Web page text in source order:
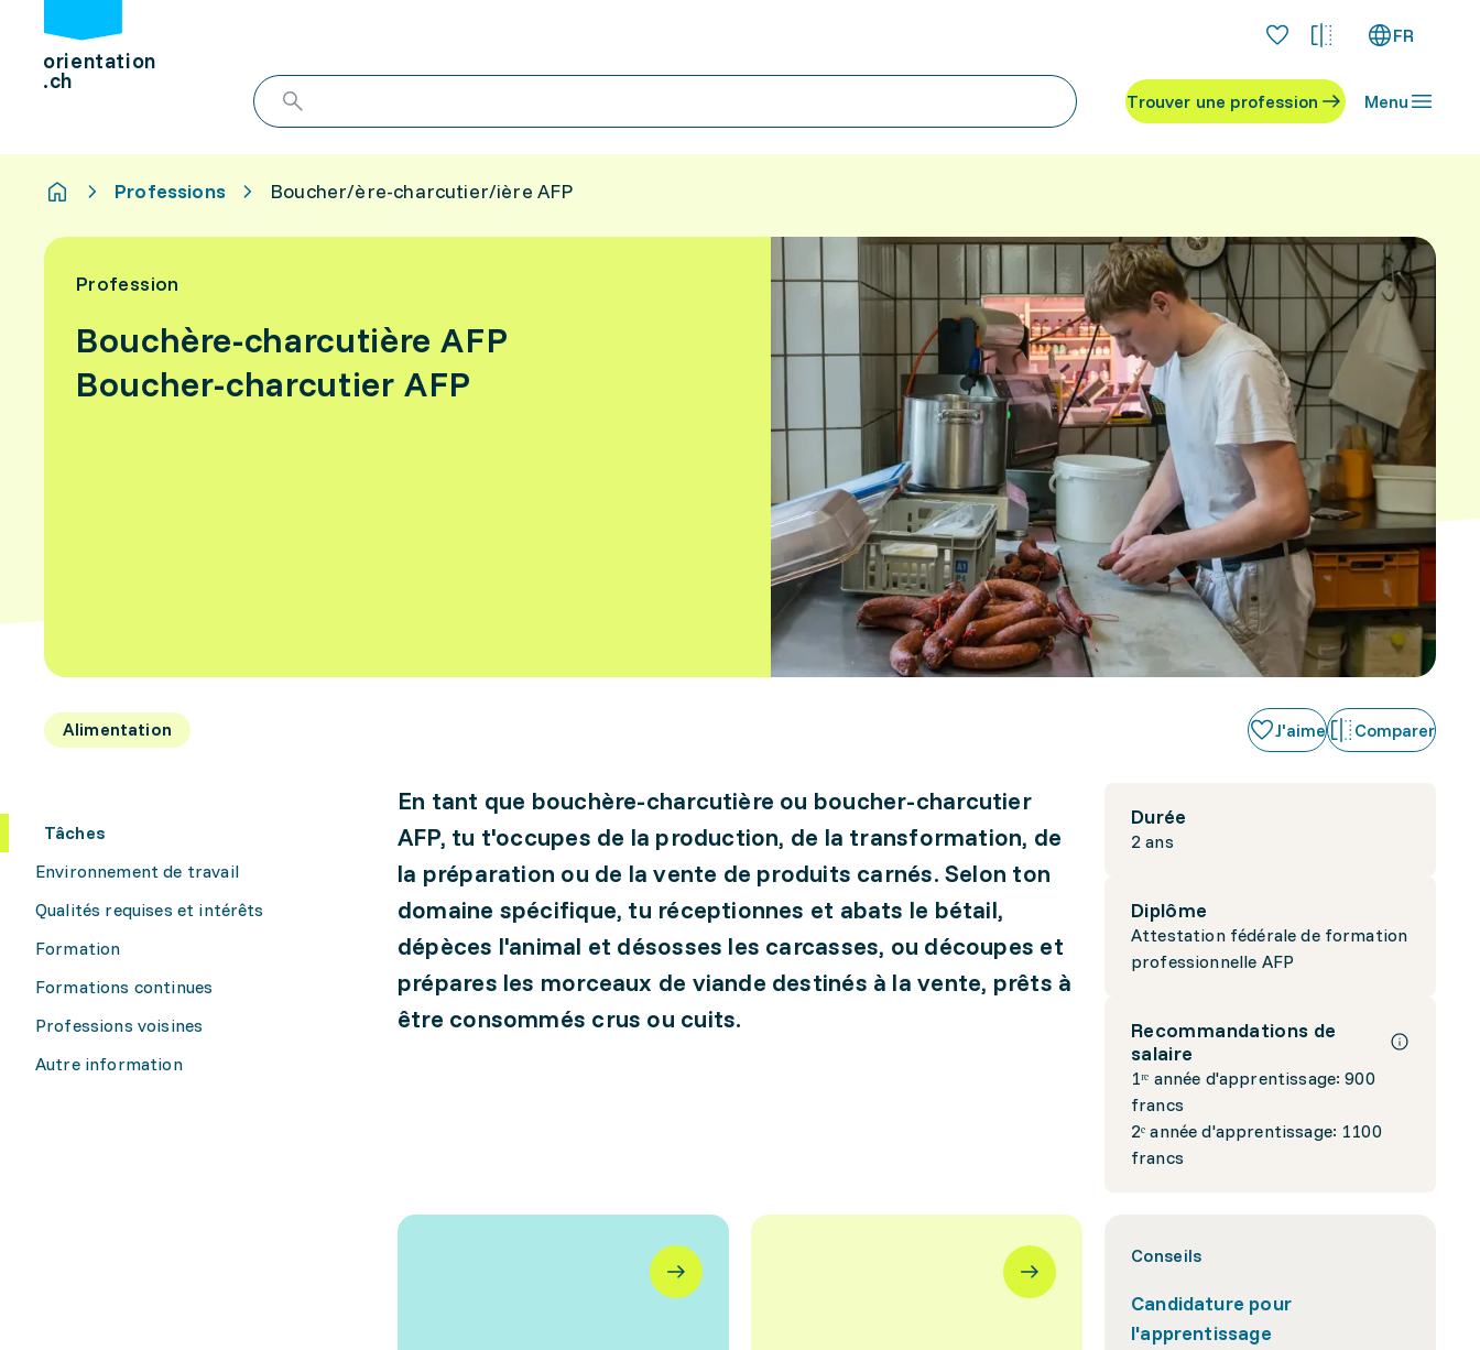
orientation
.ch
FR
Trouver une profession Menu
Professions Boucher/ère-charcutier/ière AFP
Profession
Bouchère-charcutière AFP
Boucher-charcutier AFP
Alimentation J'aime Comparer
Tâches
Environnement de travail
Qualités requises et intérêts
Formation
Formations continues
Professions voisines
Autre information
Durée
2 ans
Diplôme
Attestation fédérale de formation
professionnelle AFP
Recommandations de
salaire
1ʳᵉ année d'apprentissage: 900
francs
2ᵉ année d'apprentissage: 1100
francs
En tant que bouchère-charcutière ou boucher-charcutier
AFP, tu t'occupes de la production, de la transformation, de
la préparation ou de la vente de produits carnés. Selon ton
domaine spécifique, tu réceptionnes et abats le bétail,
dépèces l'animal et désosses les carcasses, ou découpes et
prépares les morceaux de viande destinés à la vente, prêts à
être consommés crus ou cuits.
Conseils
Candidature pour
l'apprentissage